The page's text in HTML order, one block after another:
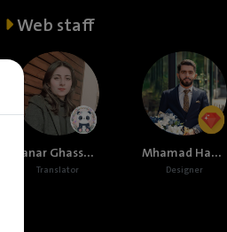
Web staff
Sanar Ghassan
Translator
Mhamad Hamed
Designer